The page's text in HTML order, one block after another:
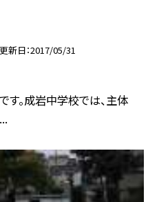
更新日 2017/05/31
す。成岩中学校では、主体